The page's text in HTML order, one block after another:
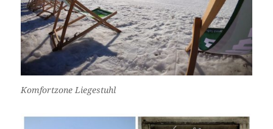
Komfortzone Liegestuhl